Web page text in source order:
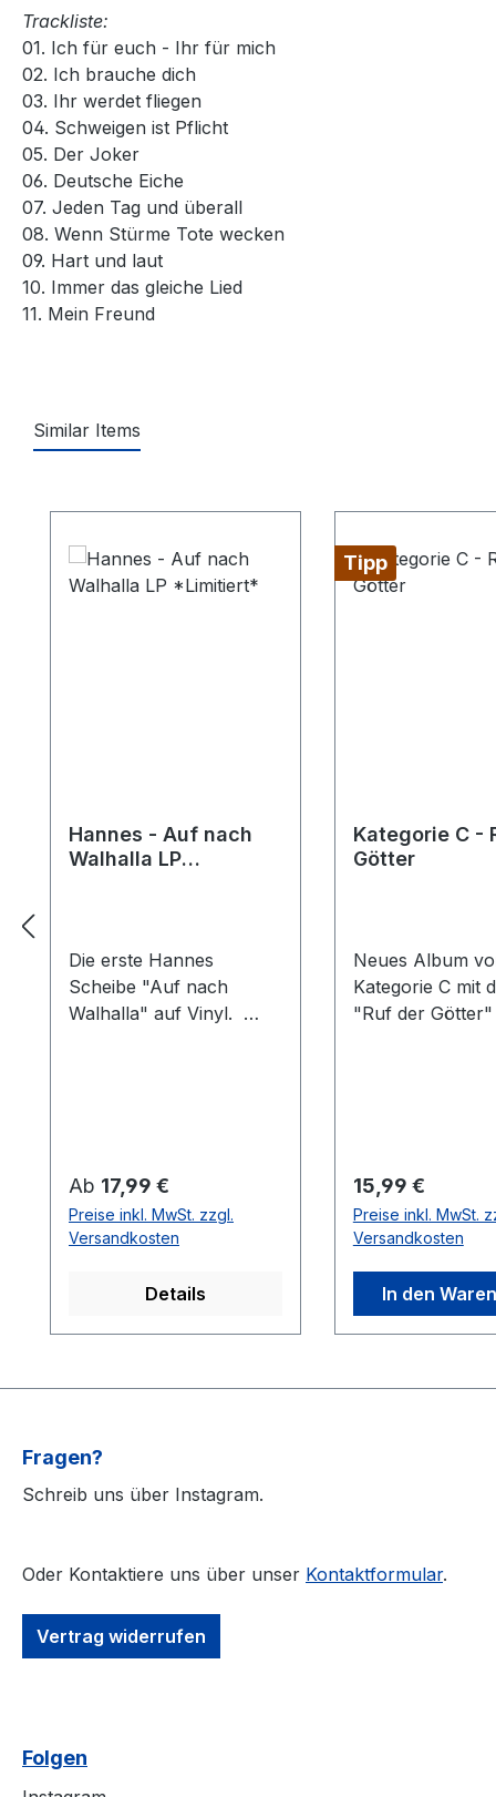
Trackliste:
01. Ich für euch - Ihr für mich
02. Ich brauche dich
03. Ihr werdet fliegen
04. Schweigen ist Pflicht
05. Der Joker
06. Deutsche Eiche
07. Jeden Tag und überall
08. Wenn Stürme Tote wecken
09. Hart und laut
10. Immer das gleiche Lied
11. Mein Freund
Similar Items
Hannes - Auf nach
Walhalla LP
Die erste Hannes
Scheibe "Auf nach
Walhalla" auf Vinyl.
exklusivem A 3 Poster
und einem Bierdeckel.
Schöne runde Sache,
nicht nur für die
langer Zeit 02. Mein
Hass ist nicht gespielt 03.
Das Leben ist hart 05.
Durchschaut 08. Weg
damit 09. Über den Tod
Regulärer Preis:
Ab 17,99 €
Preise inkl. MwSt. zzgl.
Versandkosten
Details
Tipp
Kategorie C -
Götter
Neues Album
Kategorie C mit
"Ruf der Götter"
"Krieger"2.
"Heil Wotan"4.
Raben"5.
"Freya"7. "Loki"8.
das Sonnenrad
Regulärer Preis:
15,99 €
Preise inkl. MwSt.
Versandkosten
In den
Fragen?
Schreib uns über Instagram.
Oder Kontaktiere uns über unser Kontaktformular.
Vertrag widerrufen
Folgen